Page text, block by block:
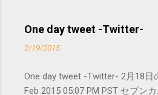
れないことがあ
お問い合わせは
One day tweet -Twitter-
2/19/2015
One day tweet -Twitter- 2月18日
Feb 2015 05:07 PM PST セブン